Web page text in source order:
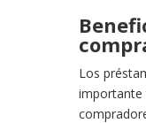
Los
importante